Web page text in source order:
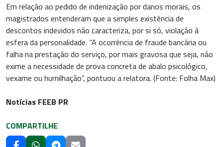
Em relação ao pedido de indenização por danos morais, os
magistrados entenderam que a simples existência de
descontos indevidos não caracteriza, por si só, violação à
esfera da personalidade. “A ocorrência de fraude bancária ou
falha na prestação do serviço, por mais gravosa que seja, não
exime a necessidade de prova concreta de abalo psicológico,
vexame ou humilhação”, pontuou a relatora. (Fonte: Folha Max)
Notícias FEEB PR
COMPARTILHE